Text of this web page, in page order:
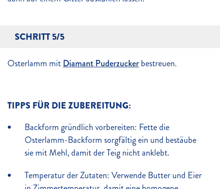
SCHRITT 5/5
Osterlamm mitDiamant Puderzuckerbestreuen.
TIPPS FÜR DIE ZUBEREITUNG:
Backform gründlich vorbereiten: Fette die
Osterlamm-Backform sorgfältig ein und bestäube
sie mit Mehl, damit der Teig nicht anklebt.
Temperatur der Zutaten: Verwende Butter und Eier